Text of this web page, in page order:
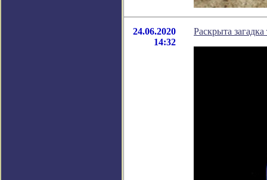
24.06.2020
14:32
Раскрыта